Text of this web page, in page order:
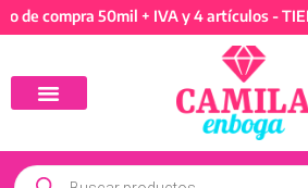
compra 50mil + IVA y 4 artículos -